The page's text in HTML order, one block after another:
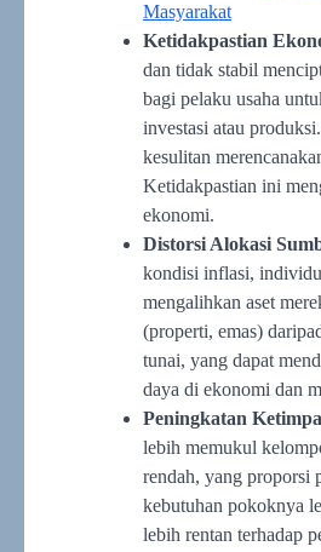
Masyarakat
Ketidakpastian
dan tidak stabil
bagi pelaku usaha
investasi atau
kesulitan
Ketidakpastian ini
ekonomi.
Distorsi Alokasi
kondisi inflasi,
mengalihkan aset
(properti, emas)
tunai, yang dapat
daya di ekonomi dan
Peningkatan
lebih memukul
rendah, yang proporsi
kebutuhan pokoknya
lebih rentan terhadap